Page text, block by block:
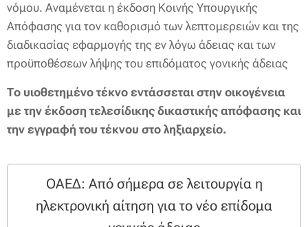
νόμου. Αναμένεται η έκδοση Κοινής Υπουργικής
Απόφασης για τον καθορισμό των λεπτομερειών και της
διαδικασίας εφαρμογής της εν λόγω άδειας και των
προϋποθέσεων λήψης του επιδόματος γονικής άδειας
Το υιοθετημένο τέκνο εντάσσεται στην οικογένεια
με την έκδοση τελεσίδικης δικαστικής απόφασης και
την εγγραφή του τέκνου στο ληξιαρχείο.
ΟΑΕΔ: Από σήμερα σε λειτουργία η
ηλεκτρονική αίτηση για το νέο επίδομα